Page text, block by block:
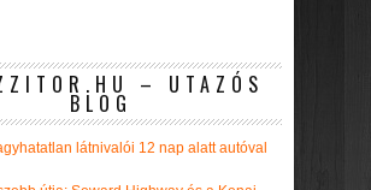
– UTAZÓS
BLOG
látnivalói 12 nap alatt autóval